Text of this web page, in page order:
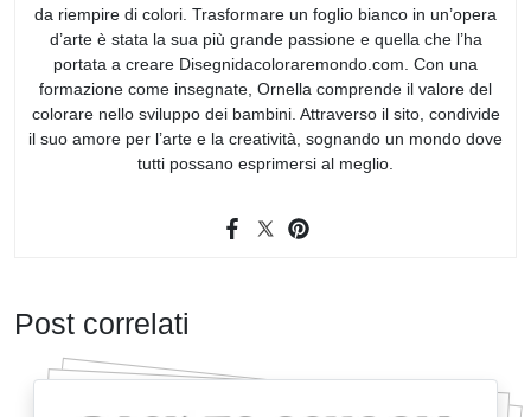
da riempire di colori. Trasformare un foglio bianco in un’opera
d’arte è stata la sua più grande passione e quella che l’ha
portata a creare Disegnidacoloraremondo.com. Con una
formazione come insegnate, Ornella comprende il valore del
colorare nello sviluppo dei bambini. Attraverso il sito, condivide
il suo amore per l’arte e la creatività, sognando un mondo dove
tutti possano esprimersi al meglio.
Post correlati